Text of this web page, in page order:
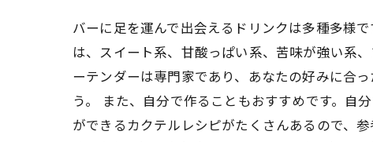
バーに足を運んで出会えるドリンクは多種多様
は、スイート系、甘酸っぱい系、苦味が強い系
ーテンダーは専門家であり、あなたの好みに合
う。 また、自分で作ることもおすすめです。自
ができるカクテルレシピがたくさんあるので、